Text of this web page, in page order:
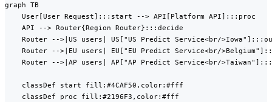
graph TB
    User[User Request]:::start --> API[Platform API]:::proc
    API --> Router{Region Router}:::decide
Router -->|US users| US["US Predict Service<br/
Router -->|EU users| EU["EU Predict Service<br/
Router -->|AP users| AP["AP Predict Service<br/
    classDef start fill:#4CAF50,color:#fff
    classDef proc fill:#2196F3,color:#fff